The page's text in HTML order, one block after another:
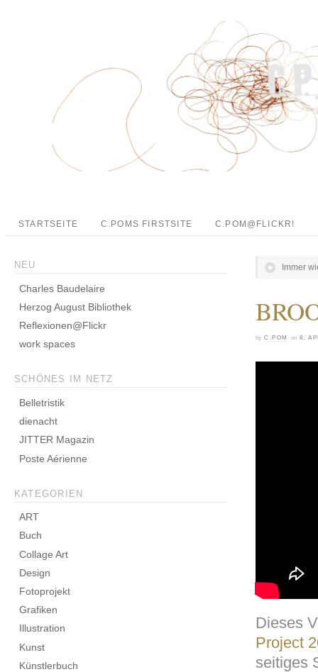
STARTSEITE C.POMS FIRSTSITE C.POM@FLICKR!
Immer
by C.POM on 8.
Dieses
Project
seitiges
NEU
Charles Baudelaire
Herzog August Bibliothek
Reflexionen@Flickr
work spaces
SCHÖNES IM NETZ
Belletristik
dienacht
JITTER Magazin
Poste Aérienne
KATEGORIEN
ART
Buch
Collage Art
Design
Fotoprojekt
Grafiken
Illustration
Kunst
Künstlerbuch